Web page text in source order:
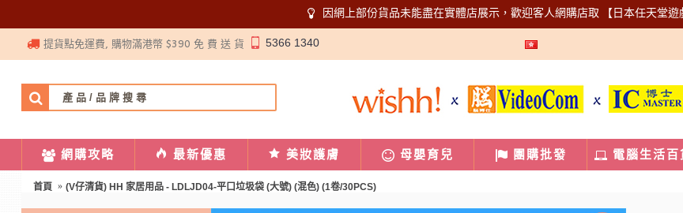
因網上部份貨品未能盡在實體店展示，歡迎客人網購店取 【日本任天堂遊
提貨點免運費, 購物滿港幣 $390 免 費 送 貨 5366 1340
網購攻略 最新優惠 美妝護膚 母嬰育兒 團購批發 電腦生活百
首頁 (V仔清貨) HH 家居用品 - LDLJD04-平口垃圾袋 (大號) (混色) (1卷/30PCS)